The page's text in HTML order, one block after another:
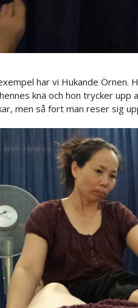
har vi Hukande Örnen.
knä och hon trycker upp
men så fort man reser sig